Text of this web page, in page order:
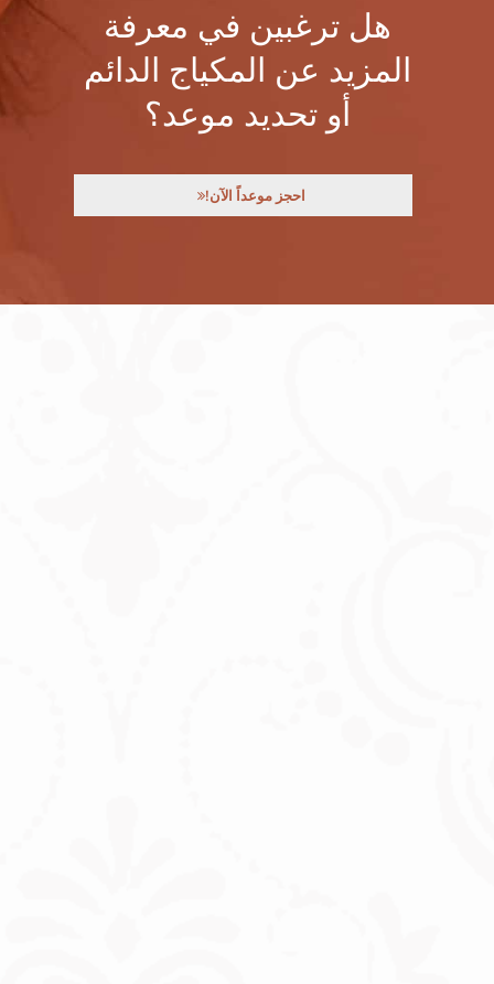
هل ترغبين في معرفة
المزيد عن المكياج الدائم
أو تحديد موعد؟
احجز موعداً الآن!